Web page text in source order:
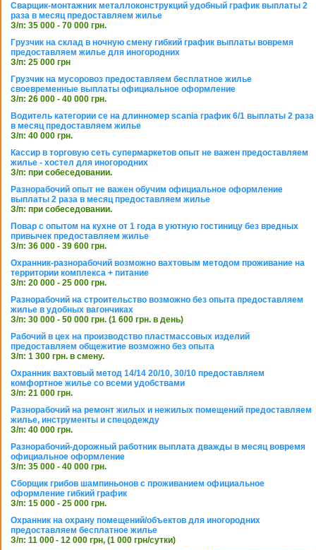
Сварщик-монтажник металлоконструкций удобный график выплаты 2
раза в месяц предоставляем жилье
З/п: 35 000 - 70 000 грн.
Грузчик на склад в ночную смену гибкий график выплаты вовремя
предоставляем жилье для иногородних
З/п: 25 000 грн
Грузчик на мусоровоз предоставляем бесплатное жилье
своевременные выплаты официальное оформление
З/п: 26 000 - 40 000 грн.
Водитель категории се на длинномер scania график 6/1 выплаты 2 раза
в месяц предоставляем жилье
З/п: 40 000 грн.
Кассир в торговую сеть супермаркетов опыт не важен предоставляем
жилье - хостел для иногородних
З/п: при собеседовании.
Разнорабочий опыт не важен обучим официальное оформление
выплаты 2 раза в месяц предоставляем жилье
З/п: при собеседовании.
Повар с опытом на кухне от 1 года в уютную гостиницу без вредных
привычек предоставляем жилье
З/п: 36 000 - 39 600 грн.
Охранник-разнорабочий возможно вахтовым методом проживание на
территории комплекса + питание
З/п: 20 000 - 25 000 грн.
Разнорабочий на строительство возможно без опыта предоставляем
жилье в удобных вагончиках
З/п: 30 000 - 50 000 грн. (1 600 грн. в день)
Рабочий в цех на производство пластмассовых изделий
предоставляем общежитие возможно без опыта
З/п: 1 300 грн. в смену.
Охранник вахтовый метод 14/14 20/10, 30/10 предоставляем
комфортное жилье со всеми удобствами
З/п: 21 000 грн.
Разнорабочий на ремонт жилых и нежилых помещений предоставляем
жилье, инструменты и спецодежду
З/п: 40 000 грн.
Разнорабочий-дорожный работник выплата дважды в месяц вовремя
официальное оформление
З/п: 35 000 - 40 000 грн.
Сборщик грибов шампиньонов с проживанием официальное
оформление гибкий график
З/п: 15 000 - 25 000 грн.
Охранник на охрану помещений/объектов для иногородних
предоставляем бесплатное жилье
З/п: 11 000 - 12 000 грн, (1 000 грн/сутки)